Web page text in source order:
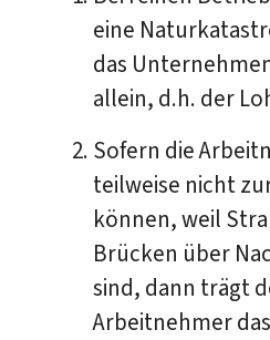
eine
das
allein, d.h. der
Sofern die
teilweise nicht
können, weil
Brücken über
sind, dann trägt
Arbeitnehmer